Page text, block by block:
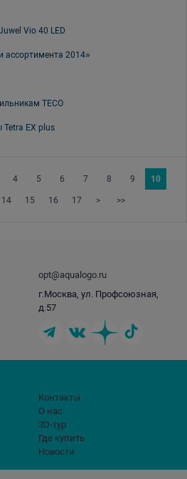
Vio 40 LED
ассортимента 2014»
TECO
EX plus
4 5 6 7 8 9 10
14 15 16 17 > >>
Контакты
О нас
3D-тур
Где купить
Новости
opt@aqualogo.ru
г.Москва, ул. Профсоюзная,
д.57